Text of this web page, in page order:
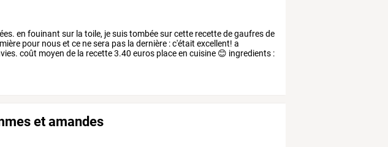
en fouinant sur la toile, jesuistombéesurcette recettedegaufresde
pour nouset ce nesera pas la dernière :c'était excellent! a
coût moyen de la recette3.40 euros placeen cuisine 😊 ingredients :
et amandes